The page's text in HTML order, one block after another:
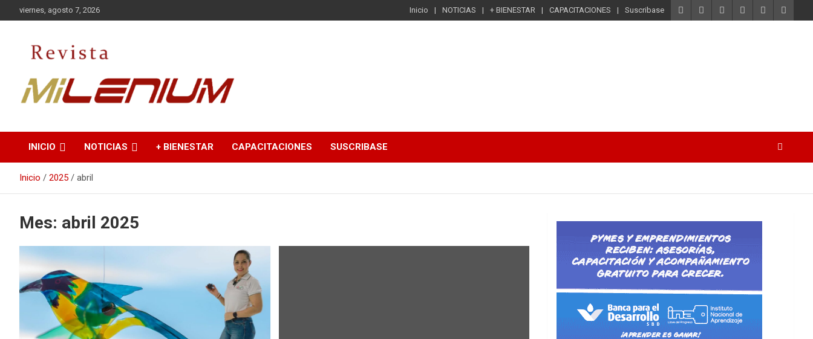
al
viernes, agosto 7, 2026 Inicio NOTICIAS + BIENESTAR CAPACITACIONES Suscribase
Revista Milenium
INICIO NOTICIAS + BIENESTAR CAPACITACIONES SUSCRIBASE
Inicio 2025 abril
Mes: abril 2025